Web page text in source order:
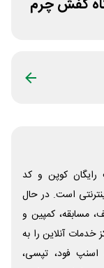
کوپن و کد
است. در حال
مسابقه، کمپین و
خدمات آنلاین را به
اسنپ فود، تپسی،